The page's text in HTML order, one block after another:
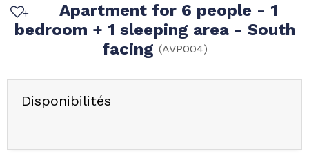
Apartment for 6 people - 1
bedroom + 1 sleeping area - South
facing (AVP004)
Disponibilités